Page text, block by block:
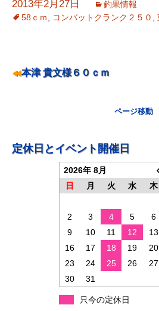
2013年2月27日
釣果情報
58ｃｍ
コンバットクランク２５０
ナ
シ
本津 貴文様６０ｃｍ
ページ移動
定休日とイベント開催日
2026年 8月
日
月 火 水 木
2
3 4 5 6
9
10 11 12 13
16
17 18 19 20
23
24 25 26 27
30
31
只今の定休日